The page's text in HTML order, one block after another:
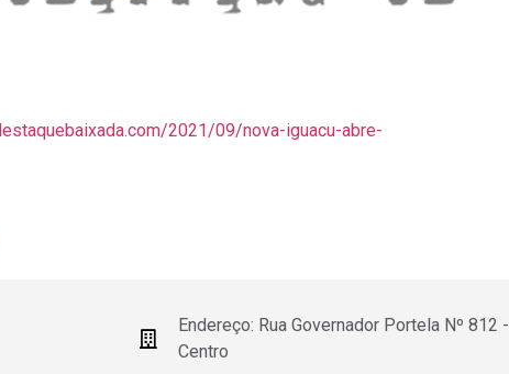
2021/09/nova-iguacu-abre-
Endereço: Rua Governador Portela Nº 812 -
Centro